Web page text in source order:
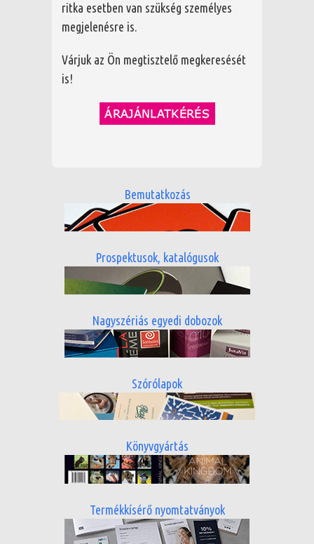
ritka esetben van szükség személyes
megjelenésre is.
Várjuk az Ön megtisztelő megkeresését
is!
Bemutatkozás
Prospektusok, katalógusok
Nagyszériás egyedi dobozok
Szórólapok
Könyvgyártás
Termékkísérő nyomtatványok